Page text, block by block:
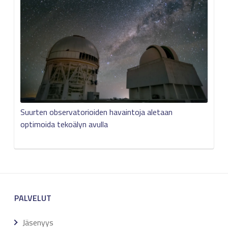
Suurten observatorioiden havaintoja aletaan
optimoida tekoälyn avulla
PALVELUT
Jäsenyys